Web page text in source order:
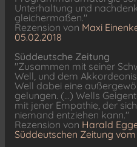
Unterhaltung und
gleichermaßen."
Rezension von Maxi
05.02.2018
Süddeutsche Zeitung
"Zusammen mit seiner
Well, und dem
Well dabei eine
gelungen. (...) Wells
mit jener Empathie, der
niemand entziehen kann."
Rezension von Harald
Süddeutschen Zeitung vom